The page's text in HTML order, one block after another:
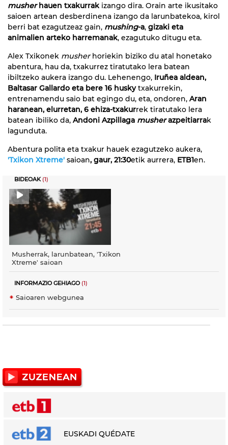
musherhauen txakurrak izango dira. Orain arte ikusitako
saioen artean desberdinena izango da larunbatekoa, kirol
berri bat ezagutzeaz gain, mushing-a, gizaki eta
animalien arteko harremanak, ezagutuko ditugu eta.
Alex Txikonek musherhoriekin biziko du atal honetako
abentura, hau da, txakurrez tiratutako lera batean
ibiltzeko aukera izango du. Lehenengo, Iruñea aldean,
Baltasar Gallardo eta bere 16 huskytxakurrekin,
entrenamendu saio bat egingo du, eta, ondoren, Aran
haranean, elurretan, 6 ehiza-txakurrek tiratutako lera
batean ibiliko da, Andoni Azpillaga musherazpeitiarrak
lagunduta.
Abentura polita eta txakur hauek ezagutzeko aukera,
'Txikon Xtreme' saioan, gaur, 21:30etik aurrera, ETB1en.
BIDEOAK (1)
Musherrak, larunbatean, 'Txikon
Xtreme' saioan
INFORMAZIO GEHIAGO(1)
Saioaren webgunea
EUSKADI QUÉDATE